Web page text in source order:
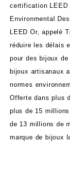
certification LEED
Environmental
LEED Or, appelé
réduire les délais
pour des bijoux de
bijoux artisanaux
normes
Offerte dans plus
plus de 15
de 13 millions de
marque de bijoux